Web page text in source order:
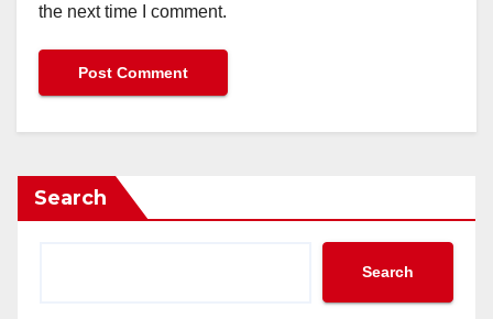
the next time I comment.
Search
Search